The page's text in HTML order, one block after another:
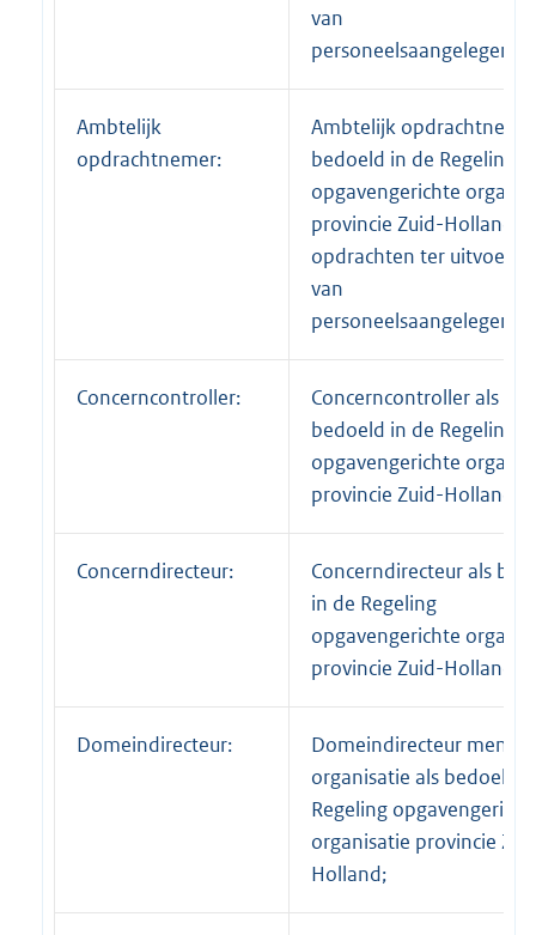
van
Ambtelijk
opdrachtnemer:
Ambtelijk
bedoeld in de Regeling
opgavengerichte
provincie Zuid-Holland
opdrachten ter
van
Concerncontroller:
Concerncontroller als
bedoeld in de Regeling
opgavengerichte
provincie Zuid-Holland;
Concerndirecteur:
Concerndirecteur als
in de Regeling
opgavengerichte
provincie Zuid-Holland;
Domeindirecteur:
Domeindirecteur mens
organisatie als bedoeld
Regeling
organisatie provincie
Holland;